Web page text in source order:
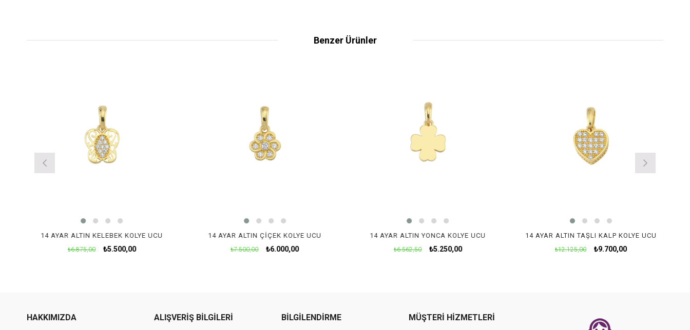
Benzer Ürünler
14 AYAR ALTIN KELEBEK KOLYE UCU
₺5.500,00
₺6.875,00
14 AYAR ALTIN ÇIÇEK KOLYE UCU
₺6.000,00
₺7.500,00
14 AYAR ALTIN YONCA KOLYE UCU
₺5.250,00
₺6.562,50
14 AYAR ALTIN TAŞLI KALP KOLYE UCU
₺9.700,00
₺12.125,00
HAKKIMIZDA ALIŞVERİŞ BİLGİLERİ BİLGİLENDİRME MÜŞTERİ HİZMETLERİ